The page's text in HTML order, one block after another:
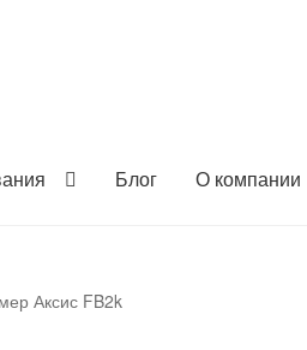
Блог О компании
Аксис FB2k